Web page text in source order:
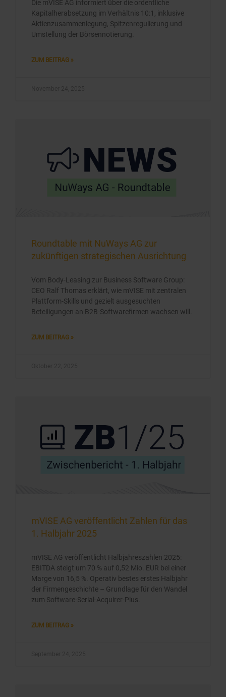
Die mVISE AG informiert über die ordentliche
Kapitalherabsetzung im Verhältnis 10:1, inklusive
Aktienzusammenlegung, Spitzenregulierung und
Umstellung der Börsennotierung.
ZUM BEITRAG »
Roundtable mit NuWays AG zur
zukünftigen strategischen Ausrichtung
Vom Body-Leasing zur Business Software Group:
CEO Ralf Thomas erklärt, wie mVISE mit zentralen
Plattform-Skills und gezielt ausgesuchten
Beteiligungen an B2B-Softwarefirmen wachsen will.
ZUM BEITRAG »
mVISE AG veröffentlicht Zahlen für das
1. Halbjahr 2025
mVISE AG veröffentlicht Halbjahreszahlen 2025:
EBITDA steigt um 70 % auf 0,52 Mio. EUR bei einer
Marge von 16,5 %. Operativ bestes erstes Halbjahr
der Firmengeschichte – Grundlage für den Wandel
zum Software-Serial-Acquirer-Plus.
ZUM BEITRAG »